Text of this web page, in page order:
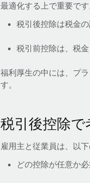
最適化する上で重要です
税引後控除は税金
税引前控除は、税
福利厚生の中には、プ
す。
税引後控除で
雇用主と従業員は、以
どの控除が任意か